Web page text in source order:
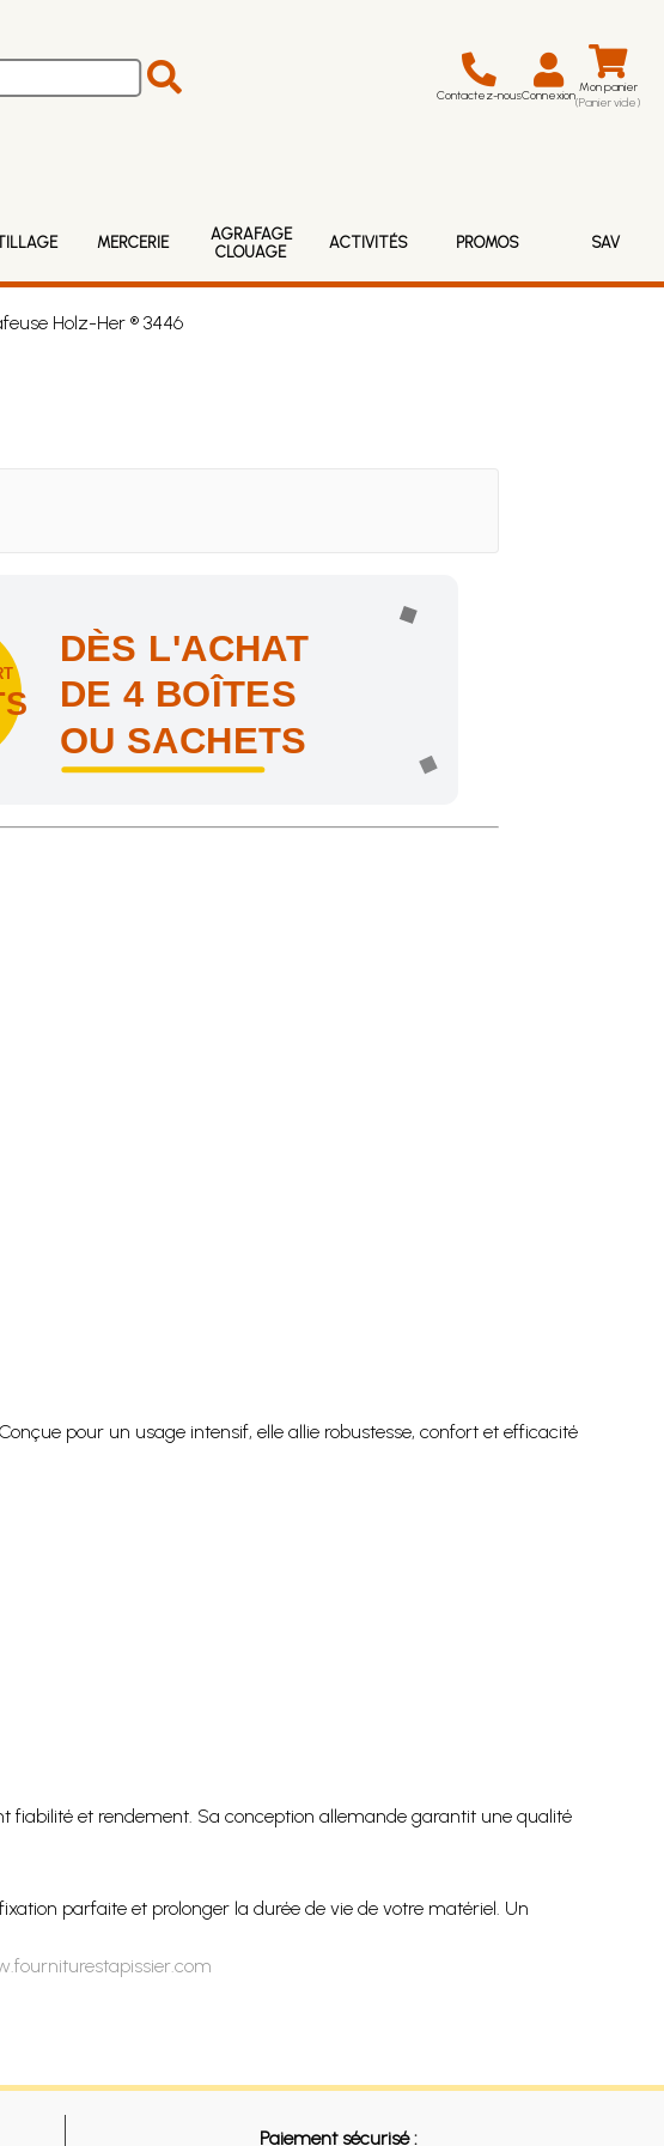
Contactez-nousConnexion Mon panier
(Panier vide)
MERCERIE
AGRAFAGE
CLOUAGE
ACTIVITÉS PROMOS SAV
Holz-Her ® 3446
DÈS L'ACHAT
DE 4 BOÎTES
OU SACHETS
métropolitaine !
pour un usage intensif, elle allie robustesse, confort et efficacité
fiabilité et rendement. Sa conception allemande garantit une qualité
parfaite et prolonger la durée de vie de votre matériel. Un
Paiement sécurisé :